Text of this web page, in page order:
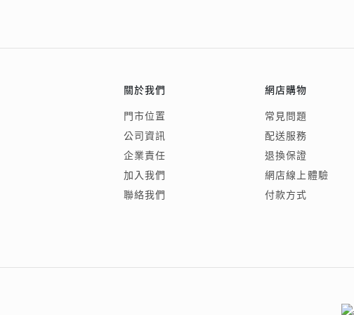
關於我們
門市位置
公司資訊
企業責任
加入我們
聯絡我們
網店購物
常見問題
配送服務
退換保證
網店線上體驗
付款方式